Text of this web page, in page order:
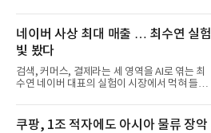
네이버 사상 최대 매출 … 최수연 실험
빛 봤다
검색, 커머스, 결제라는 세 영역을 AI로 엮는 최
수연 네이버 대표의 실험이 시장에서 먹혀 들어
쿠팡, 1조 적자에도 아시아 물류 장악